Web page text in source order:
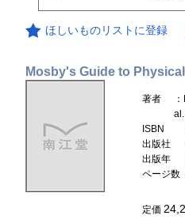
ほしいものリストに登録
Mosby's Guide to
著者
ISBN
出版社
出版年
ページ数
定価